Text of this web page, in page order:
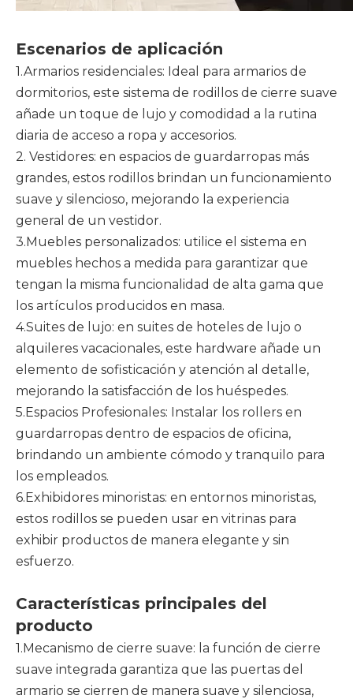
Escenarios de aplicación
1.Armarios residenciales: Ideal para armarios de
dormitorios, este sistema de rodillos de cierre suave
añade un toque de lujo y comodidad a la rutina
diaria de acceso a ropa y accesorios.
2. Vestidores: en espacios de guardarropas más
grandes, estos rodillos brindan un funcionamiento
suave y silencioso, mejorando la experiencia
general de un vestidor.
3.Muebles personalizados: utilice el sistema en
muebles hechos a medida para garantizar que
tengan la misma funcionalidad de alta gama que
los artículos producidos en masa.
4.Suites de lujo: en suites de hoteles de lujo o
alquileres vacacionales, este hardware añade un
elemento de sofisticación y atención al detalle,
mejorando la satisfacción de los huéspedes.
5.Espacios Profesionales: Instalar los rollers en
guardarropas dentro de espacios de oficina,
brindando un ambiente cómodo y tranquilo para
los empleados.
6.Exhibidores minoristas: en entornos minoristas,
estos rodillos se pueden usar en vitrinas para
exhibir productos de manera elegante y sin
esfuerzo.
Características principales del
producto
1.Mecanismo de cierre suave: la función de cierre
suave integrada garantiza que las puertas del
armario se cierren de manera suave y silenciosa,